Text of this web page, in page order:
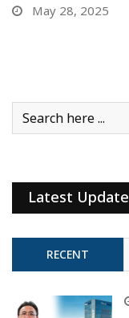
May 26, 2025
Latest Update
RECENT